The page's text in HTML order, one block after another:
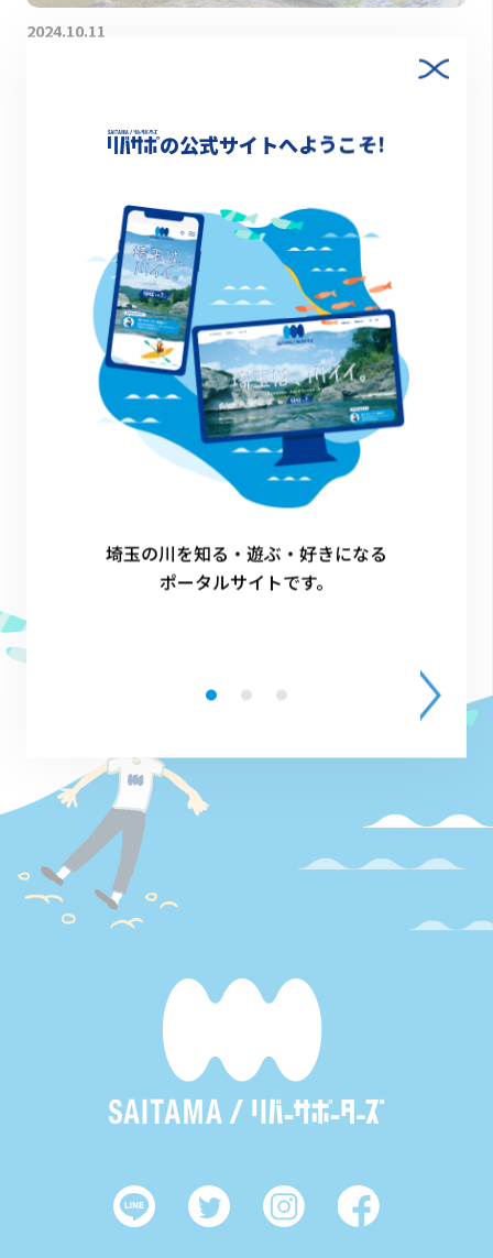
2024.10.11
【川のある町 埼玉】地球の水を使わせていただくと
1
の公式サイトへようこそ!
埼玉の川を知る・遊ぶ・好きになる
ポータルサイトです。